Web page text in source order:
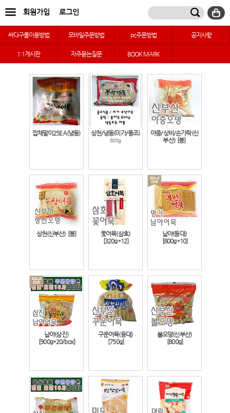
회원가입 로그인
싸다구몰이용방법 모바일주문방법 pc주문방법 공지사항
1:1게시판 자주묻는질문 BOOK MARK
잡채말이25EA(냉동) 상천/냉동(미가/풍조)
800g
야중/상비/손가락(신
부산) [봉]
상천(신부산) [봉]
꽃어묵(삼호)
[320g*12]
납야(등대)
[800g*10]
납야(삼진)
[900g*20/box]
구운어묵(등대)
[750g]
볼오뎅(신부산)
[800g]